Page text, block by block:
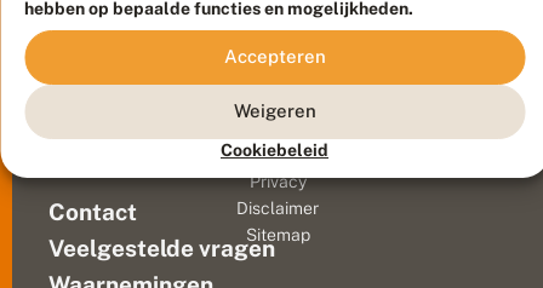
hebben op bepaalde functies en mogelijkheden.
Accepteren
Weigeren
Cookiebeleid
is
de
vlinder...
e
v
li
n
d
e
i
buxusmot.
Deze
nieuwkomer
uit
liet
het
eerst
Contact
Veelgestelde vragen
Meld waarnemingen
© 2026 Vlinderstichting
Duurzaam ontwikkeld door
Blue Field Agency
Privacy
Disclaimer
Sitemap